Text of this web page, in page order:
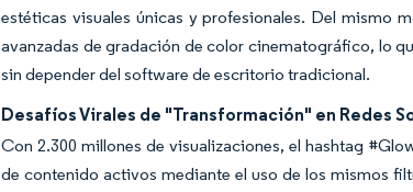
estéticas visuales únicas y profesionales. Del mismo
avanzadas de gradación de color cinematográfico, lo
sin depender del software de escritorio tradicional.
Desafíos Virales de "Transformación" en Redes
Con 2.300 millones de visualizaciones, el hashtag
de contenido activos mediante el uso de los mismos